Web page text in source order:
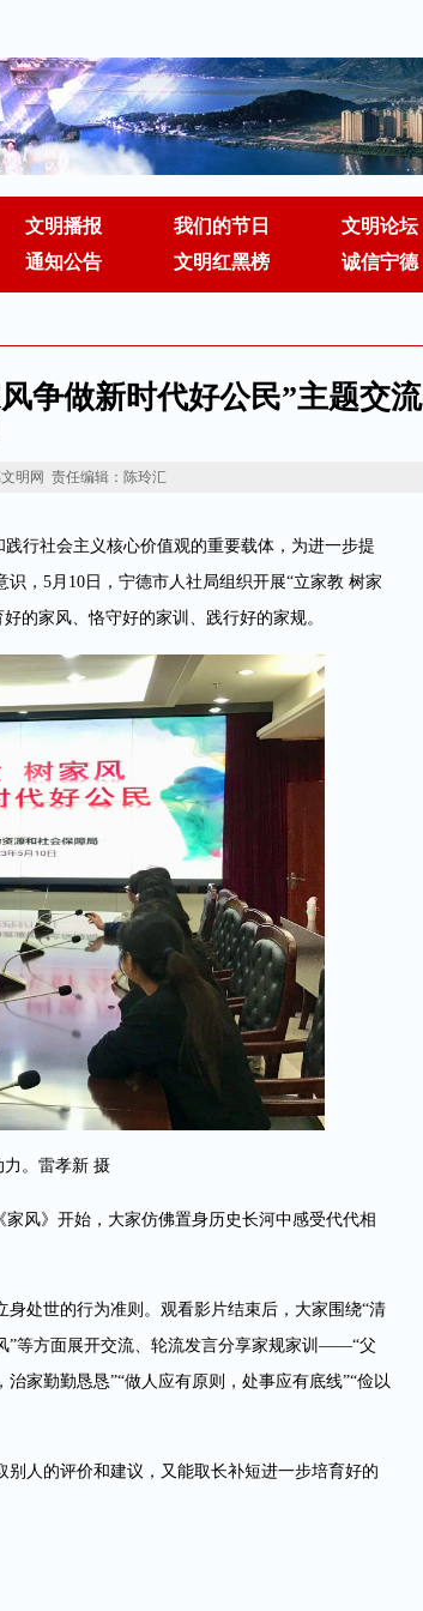
文明播报 我们的节日
文明论坛
通知公告
文明红黑榜 诚信宁德
争做新时代好公民”主题交流
明网 责任编辑：陈玲汇
行社会主义核心价值观的重要载体，为进一步提
，5月10日，宁德市人社局组织开展“立家教 树家
的家风、恪守好的家训、践行好的家规。
。雷孝新 摄
风》开始，大家仿佛置身历史长河中感受代代相
处世的行为准则。观看影片结束后，大家围绕“清
”等方面展开交流、轮流发言分享家规家训——“父
家勤勤恳恳”“做人应有原则，处事应有底线”“俭以
人的评价和建议，又能取长补短进一步培育好的